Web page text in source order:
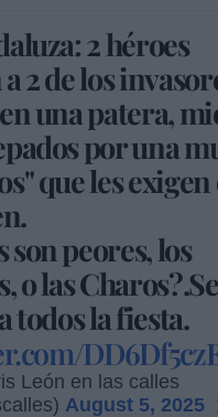
2 héroes
2 de los
una patera,
por una
que les
son peores, los
o las
todos la fiesta.
León en las calles
August 5, 2025